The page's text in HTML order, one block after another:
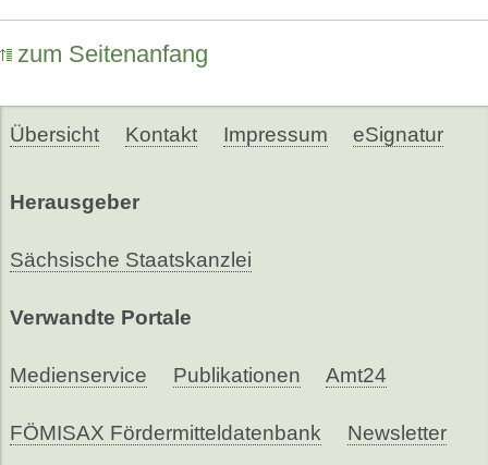
zum Seitenanfang
Übersicht Kontakt Impressum eSignatur
Herausgeber
Sächsische Staatskanzlei
Verwandte Portale
Medienservice Publikationen Amt24
FÖMISAX Fördermitteldatenbank Newsletter